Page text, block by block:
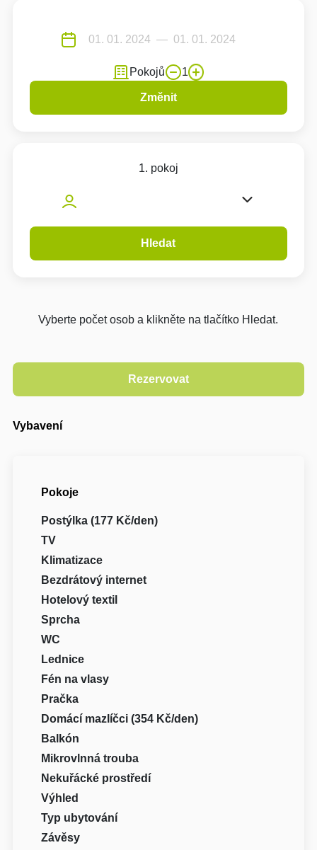
Pokojů 1
Změnit
1. pokoj
Hledat
Vyberte počet osob a klikněte na tlačítko Hledat.
Vybavení
Pokoje
Postýlka (177 Kč/den)
TV
Klimatizace
Bezdrátový internet
Hotelový textil
Sprcha
WC
Lednice
Fén na vlasy
Pračka
Domácí mazlíčci (354 Kč/den)
Balkón
Mikrovlnná trouba
Nekuřácké prostředí
Výhled
Typ ubytování
Závěsy